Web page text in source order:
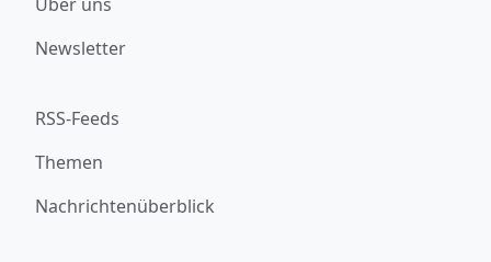
Newsletter
RSS-Feeds
Themen
Nachrichtenüberblick